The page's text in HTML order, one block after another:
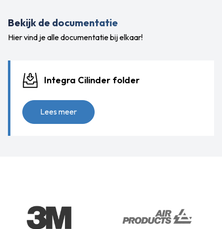
Bekijk de documentatie
Hier vind je alle documentatie bij elkaar!
Integra Cilinder folder
Lees meer